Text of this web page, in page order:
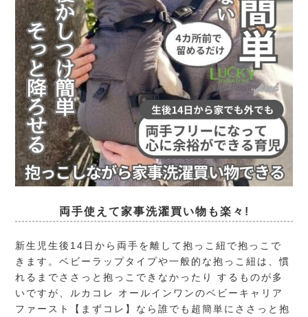
両手使えて家事洗濯買い物も楽々!
新生児生後14日から両手を離して抱っこ紐で抱っこで
きます。ベビーラップタイプや一般的な抱っこ紐は、慣
れるまでささっと抱っこできなかったり するものが多
いですが、ルカコレ オールインワンのベビーキャリア
ファースト【まずコレ】なら誰でも超簡単にささっと抱